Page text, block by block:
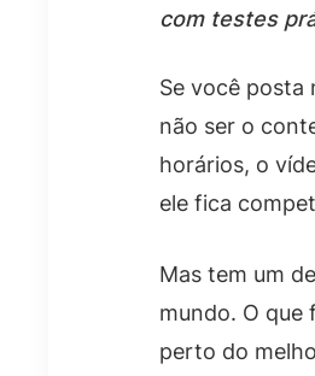
com testes
Se você posta
não ser o
horários, o
ele fica
Mas tem um
mundo. O que
perto do